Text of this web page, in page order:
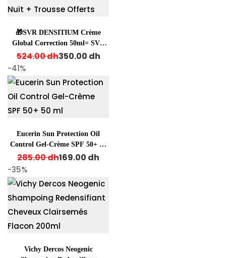
🎁SVR DENSITIUM Crème
Global Correction 50ml= SVR
DENSITIUM Baume Nuit +
524.00dhOriginal price was: 524.00 dh.
350.00 dh
-41%
Eucerin Sun Protection Oil
Control Gel-Crème SPF 50+ 50
ml
285.00dhOriginal price was: 285.00 dh.
169.00 dh
-35%
Vichy Dercos Neogenic